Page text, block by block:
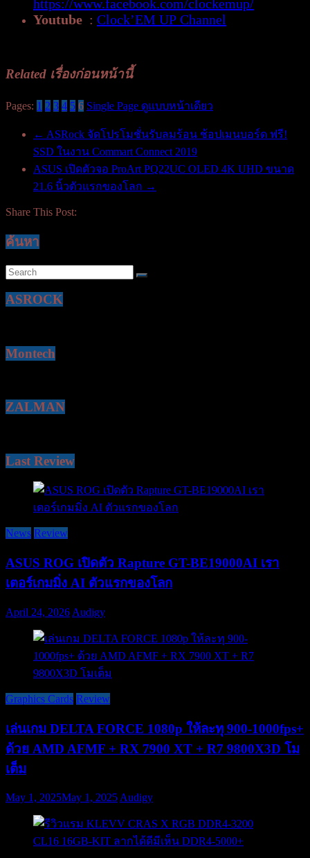
https://www.facebook.com/clockemup/
Youtube : Clock’EM UP Channel
Related เรื่องก่อนหน้านี้
Pages: 1 2 3 4 5 6 Single Page ดูแบบหน้าเดียว
← ASRock จัดโปรโมชั่นรับลมร้อน ช้อปเมนบอร์ด ฟรี!
SSD ในงาน Commart Connect 2019
ASUS เปิดตัวจอ ProArt PQ22UC OLED 4K UHD ขนาด
21.6 นิ้วตัวแรกของโลก →
Share This Post:
ค้นหา
ASROCK
Montech
ZALMAN
Last Review
News Review
ASUS ROG เปิดตัว Rapture GT-BE19000AI เรา
เตอร์เกมมิ่ง AI ตัวแรกของโลก
April 24, 2026 Audigy
Graphics Cards Review
เล่นเกม DELTA FORCE 1080p ให้ละทุ 900-1000fps+
ด้วย AMD AFMF + RX 7900 XT + R7 9800X3D โม
เต็ม
May 1, 2025May 1, 2025 Audigy